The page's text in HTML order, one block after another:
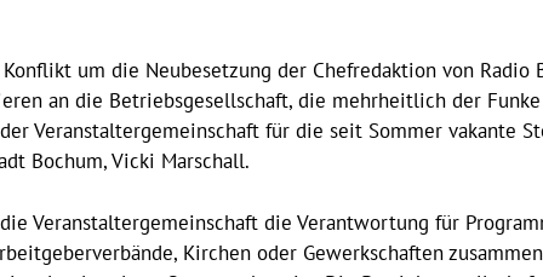
um die Neubesetzung der Chefredaktion von Radio
an die Betriebsgesellschaft, die mehrheitlich der
Veranstaltergemeinschaft für die seit Sommer vakante
Bochum, Vicki Marschall.
Veranstaltergemeinschaft die Verantwortung für
Kirchen oder Gewerkschaften